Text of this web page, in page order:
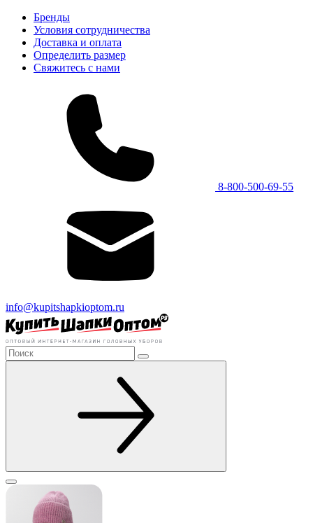
Бренды
Условия сотрудничества
Доставка и оплата
Определить размер
Свяжитесь с нами
8-800-500-69-55
info@kupitshapkioptom.ru